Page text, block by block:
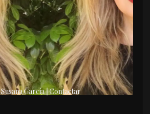
Susana García | Contactar